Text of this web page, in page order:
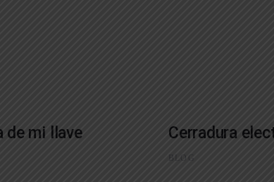
de mi llave
Cerradura
BLOG